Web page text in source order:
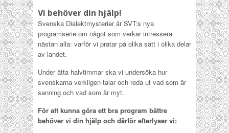
Vi behöver din hjälp!
Svenska Dialektmysterier är SVT:s nya
programserie om något som verkar intressera
nästan alla: varför vi pratar på olika sätt i olika delar
av landet.
Under åtta halvtimmar ska vi undersöka hur
svenskarna verkligen talar och reda ut vad som är
sanning och vad som är myt.
För att kunna göra ett bra program bättre
behöver vi din hjälp och därför efterlyser vi: